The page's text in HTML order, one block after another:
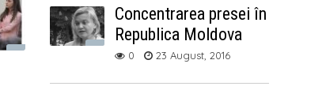
Concentrarea presei în
Republica Moldova
0 23 August, 2016